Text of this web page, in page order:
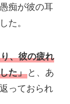
痴が彼の耳
た。
、彼の疲れ
た」と、あ
っておられ